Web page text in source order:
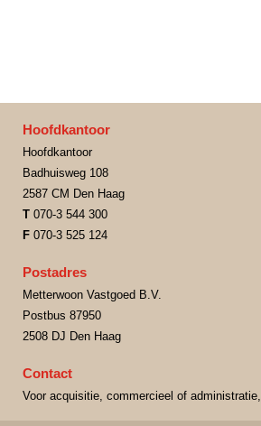
Hoofdkantoor
Hoofdkantoor
Badhuisweg 108
2587 CM Den Haag
T 070-3 544 300
F 070-3 525 124
Postadres
Metterwoon Vastgoed B.V.
Postbus 87950
2508 DJ Den Haag
Contact
Voor acquisitie, commercieel of administratie,